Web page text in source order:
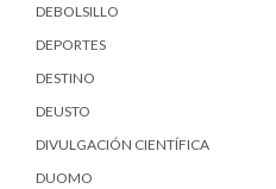
DEBOLSILLO
DEPORTES
DESTINO
DEUSTO
DIVULGACIÓN CIENTÍFICA
DUOMO